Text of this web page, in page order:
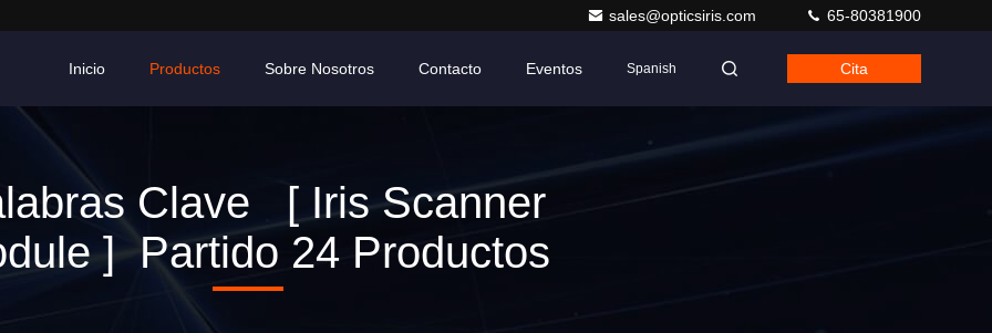
sales@opticsiris.com 65-80381900
Inicio Productos Sobre Nosotros Contacto Eventos Spanish Cita
Clave [ Iris Scanner
] Partido 24 Productos